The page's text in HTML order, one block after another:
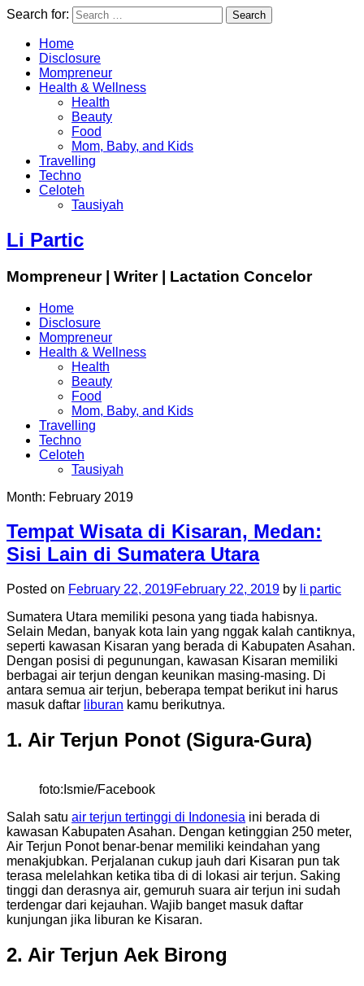
Search for:
Home
Disclosure
Mompreneur
Health & Wellness
Health
Beauty
Food
Mom, Baby, and Kids
Travelling
Techno
Celoteh
Tausiyah
Li Partic
Mompreneur | Writer | Lactation Concelor
Home
Disclosure
Mompreneur
Health & Wellness
Health
Beauty
Food
Mom, Baby, and Kids
Travelling
Techno
Celoteh
Tausiyah
Month: February 2019
Tempat Wisata di Kisaran, Medan:
Sisi Lain di Sumatera Utara
Posted on February 22, 2019February 22, 2019 by li partic
Sumatera Utara memiliki pesona yang tiada habisnya.
Selain Medan, banyak kota lain yang nggak kalah cantiknya,
seperti kawasan Kisaran yang berada di Kabupaten Asahan.
Dengan posisi di pegunungan, kawasan Kisaran memiliki
berbagai air terjun dengan keunikan masing-masing. Di
antara semua air terjun, beberapa tempat berikut ini harus
masuk daftar liburan kamu berikutnya.
1. Air Terjun Ponot (Sigura-Gura)
foto:Ismie/Facebook
Salah satu air terjun tertinggi di Indonesia ini berada di
kawasan Kabupaten Asahan. Dengan ketinggian 250 meter,
Air Terjun Ponot benar-benar memiliki keindahan yang
menakjubkan. Perjalanan cukup jauh dari Kisaran pun tak
terasa melelahkan ketika tiba di di lokasi air terjun. Saking
tinggi dan derasnya air, gemuruh suara air terjun ini sudah
terdengar dari kejauhan. Wajib banget masuk daftar
kunjungan jika liburan ke Kisaran.
2. Air Terjun Aek Birong